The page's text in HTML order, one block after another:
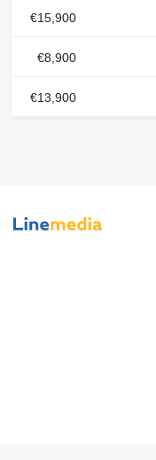
€15,900
€8,900
€13,900